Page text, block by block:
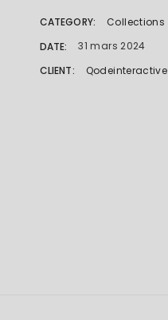
CATEGORY:
Collections
DATE:
31 mars 2024
CLIENT:
Qodeinteractive